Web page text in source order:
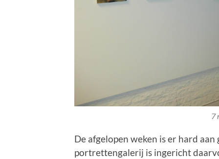
7
De afgelopen weken is er hard
portrettengalerij is ingericht